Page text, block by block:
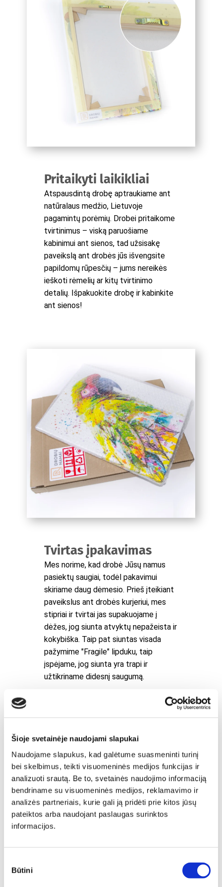
Šioje svetainėje naudojami slapukai
Naudojame slapukus, kad galėtume suasmeninti turinį
bei skelbimus, teikti visuomeninės medijos funkcijas ir
analizuoti srautą. Be to, svetainės naudojimo informaciją
bendriname su visuomeninės medijos, reklamavimo ir
analizės partneriais, kurie gali ją pridėti prie kitos jūsų
pateiktos arba naudojant paslaugas surinktos
informacijos.
pasirinkimas
Būtini
Pritaikyti laikikliai
Atspausdintą drobę aptraukiame ant
natūralaus medžio, Lietuvoje
pagamintų porėmių. Drobei pritaikome
tvirtinimus – viską paruošiame
kabinimui ant sienos, tad užsisakę
paveikslą ant drobės jūs išvengsite
papildomų rūpesčių – jums nereikės
ieškoti rėmelių ar kitų tvirtinimo
detalių. Išpakuokite drobę ir kabinkite
ant sienos!
Tvirtas įpakavimas
Mes norime, kad drobė Jūsų namus
pasiektų saugiai, todėl pakavimui
skiriame daug dėmesio. Prieš įteikiant
paveikslus ant drobės kurjeriui, mes
stipriai ir tvirtai jas supakuojame į
dėžes, jog siunta atvyktų nepažeista ir
kokybiška. Taip pat siuntas visada
pažymime "Fragile" lipduku, taip
įspėjame, jog siunta yra trapi ir
užtikriname didesnį saugumą.